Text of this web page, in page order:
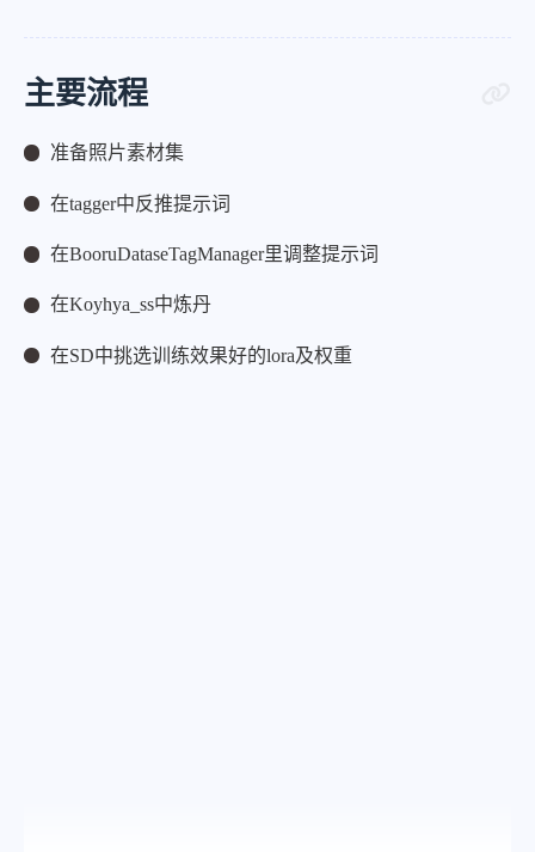
主要流程
准备照片素材集
在tagger中反推提示词
在BooruDataseTagManager里调整提示词
在Koyhya_ss中炼丹
在SD中挑选训练效果好的lora及权重